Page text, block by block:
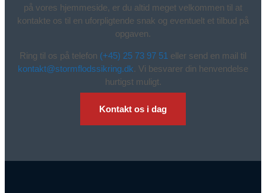
på vores hjemmeside, er du altid meget velkommen til at
kontakte os til en uforpligtende snak og eventuelt et tilbud på
opgaven.
Ring til os på telefon (+45) 25 73 97 51 eller send en mail til
kontakt@stormflodssikring.dk. Vi besvarer din henvendelse
hurtigst muligt.
Kontakt os i dag